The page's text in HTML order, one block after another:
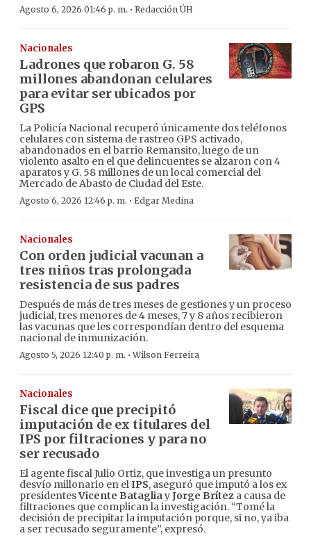
Agosto 6, 2026 01:46 p. m. · Redacción ÚH
Nacionales
Ladrones que robaron G. 58
millones abandonan celulares
para evitar ser ubicados por
GPS
La Policía Nacional recuperó únicamente dos teléfonos
celulares con sistema de rastreo GPS activado,
abandonados en el barrio Remansito, luego de un
violento asalto en el que delincuentes se alzaron con 4
aparatos y G. 58 millones de un local comercial del
Mercado de Abasto de Ciudad del Este.
Agosto 6, 2026 12:46 p. m. · Edgar Medina
Nacionales
Con orden judicial vacunan a
tres niños tras prolongada
resistencia de sus padres
Después de más de tres meses de gestiones y un proceso
judicial, tres menores de 4 meses, 7 y 8 años recibieron
las vacunas que les correspondían dentro del esquema
nacional de inmunización.
Agosto 5, 2026 12:40 p. m. ·Wilson Ferreira
Nacionales
Fiscal dice que precipitó
imputación de ex titulares del
IPS por filtraciones y para no
ser recusado
El agente fiscal Julio Ortiz, que investiga un presunto
desvío millonario en elIPS, aseguró que imputó a los ex
presidentesVicente BatagliayJorge Brítez a causa de
filtraciones que complican la investigación. “Tomé la
decisión de precipitar la imputación porque, si no, ya iba
a ser recusado seguramente”, expresó.